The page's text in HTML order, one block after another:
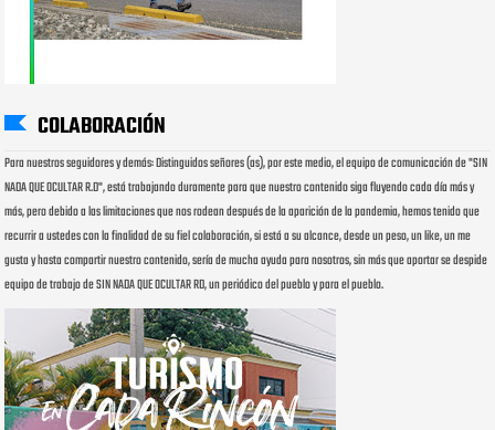
COLABORACIÓN
Para nuestros seguidores y demás: Distinguidos señores (as), por este medio, el equipo de comunicación de "SIN
NADA QUE OCULTAR R.D", está trabajando duramente para que nuestro contenido siga fluyendo cada día más y
más, pero debido a las limitaciones que nos rodean después de la aparición de la pandemia, hemos tenido que
recurrir a ustedes con la finalidad de su fiel colaboración, si está a su alcance, desde un peso, un like, un me
gusta y hasta compartir nuestro contenido, sería de mucha ayuda para nosotros, sin más que aportar se despide
equipo de trabajo de SIN NADA QUE OCULTAR RD, un periódico del pueblo y para el pueblo.